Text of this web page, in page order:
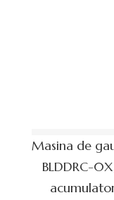
Masina de
BLDDRC-